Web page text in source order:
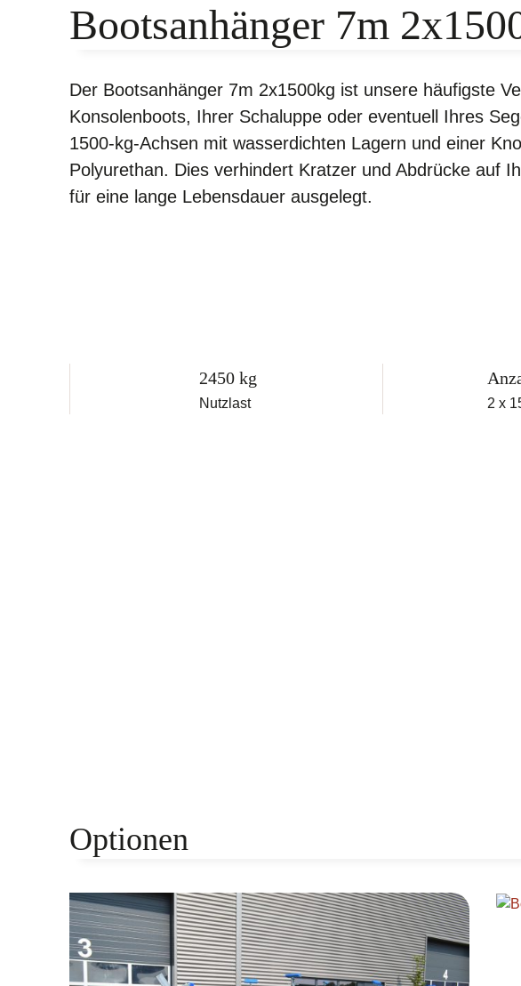
Bootsanhänger 7m
Der Bootsanhänger 7m 2x1500kg ist unsere häufigste
Konsolenboots, Ihrer Schaluppe oder eventuell Ihres
1500-kg-Achsen mit wasserdichten Lagern und einer
Polyurethan. Dies verhindert Kratzer und Abdrücke auf
für eine lange Lebensdauer ausgelegt.
2450 kg
Nutzlast 2 x
Optionen